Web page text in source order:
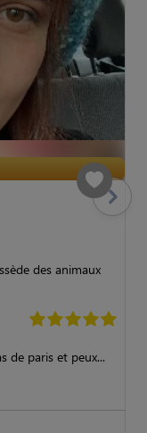
des animaux
de paris et peux...
Suivant